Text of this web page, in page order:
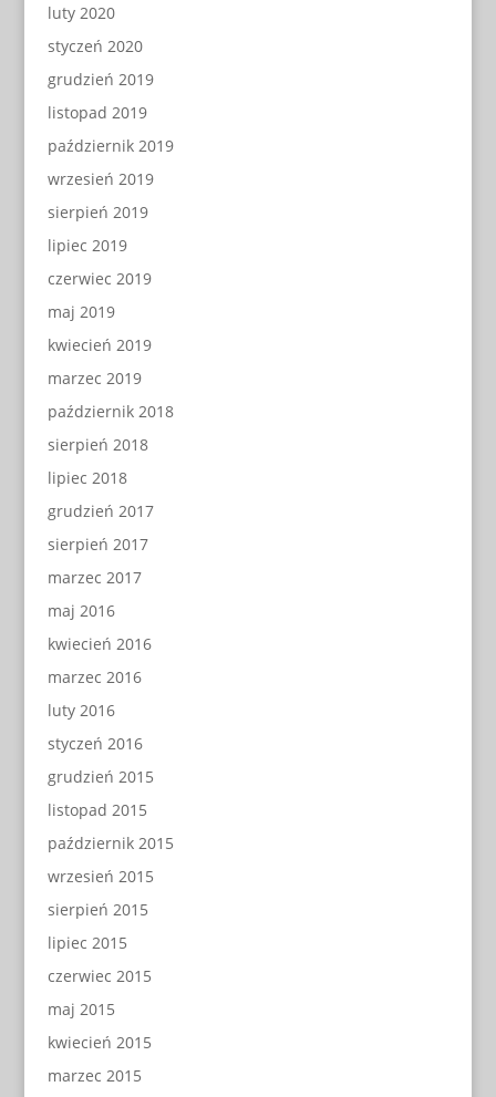
luty 2020
styczeń 2020
grudzień 2019
listopad 2019
październik 2019
wrzesień 2019
sierpień 2019
lipiec 2019
czerwiec 2019
maj 2019
kwiecień 2019
marzec 2019
październik 2018
sierpień 2018
lipiec 2018
grudzień 2017
sierpień 2017
marzec 2017
maj 2016
kwiecień 2016
marzec 2016
luty 2016
styczeń 2016
grudzień 2015
listopad 2015
październik 2015
wrzesień 2015
sierpień 2015
lipiec 2015
czerwiec 2015
maj 2015
kwiecień 2015
marzec 2015